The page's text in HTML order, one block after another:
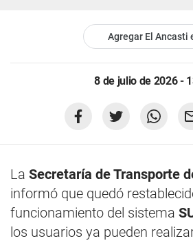
Agregar El Ancasti
8 de julio de 2026 -
La Secretaría de Transporte
informó que quedó
funcionamiento del sistema
los usuarios ya pueden